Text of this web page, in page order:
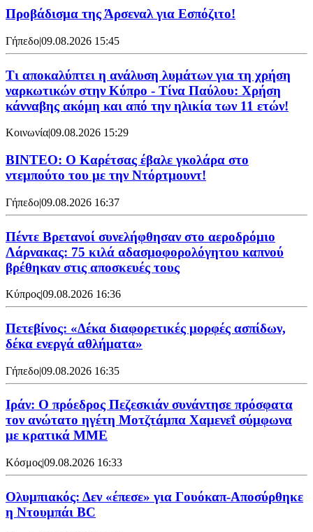
Προβάδισμα της Άρσεναλ για Εσπόζιτο!
Γήπεδο|09.08.2026 15:45
Τι αποκαλύπτει η ανάλυση λυμάτων για τη χρήση
ναρκωτικών στην Κύπρο - Τίνα Παύλου: Χρήση
κάνναβης ακόμη και από την ηλικία των 11 ετών!
Κοινωνία|09.08.2026 15:29
ΒΙΝΤΕΟ: Ο Καρέτσας έβαλε γκολάρα στο
ντεμπούτο του με την Ντόρτμουντ!
Γήπεδο|09.08.2026 16:37
Πέντε Βρετανοί συνελήφθησαν στο αεροδρόμιο
Λάρνακας: 75 κιλά αδασμοφορολόγητου καπνού
βρέθηκαν στις αποσκευές τους
Κύπρος|09.08.2026 16:36
Πετεβίνος: «Δέκα διαφορετικές μορφές ασπίδων,
δέκα ενεργά αθλήματα»
Γήπεδο|09.08.2026 16:35
Ιράν: Ο πρόεδρος Πεζεσκιάν συνάντησε πρόσφατα
τον ανώτατο ηγέτη Μοτζτάμπα Χαμενεΐ σύμφωνα
με κρατικά ΜΜΕ
Κόσμος|09.08.2026 16:33
Ολυμπιακός: Δεν «έπεσε» για Γουόκαπ-Αποσύρθηκε
η Ντουμπάι BC